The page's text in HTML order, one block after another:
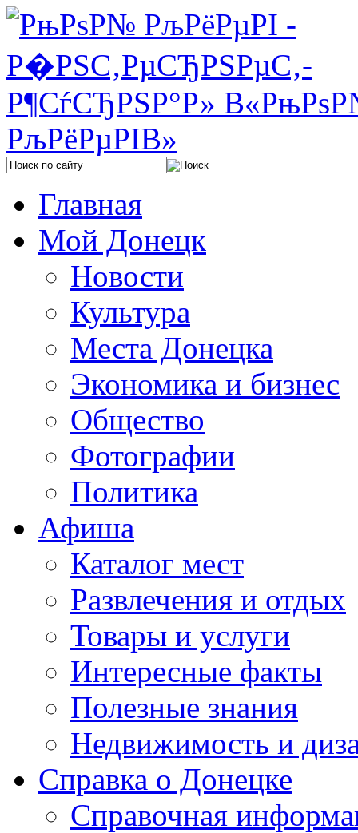
Главная
Мой Донецк
Новости
Культура
Места Донецка
Экономика и бизнес
Общество
Фотографии
Политика
Афиша
Каталог мест
Развлечения и отдых
Товары и услуги
Интересные факты
Полезные знания
Недвижимость и
Справка о Донецке
Справочная